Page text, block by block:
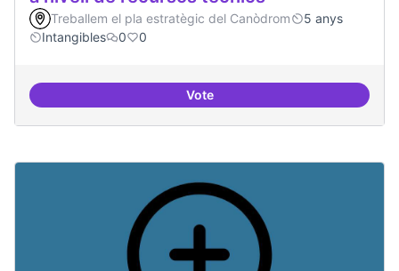
Treballem el pla estratègic del Canòdrom
5 anys
Intangibles
0 0
VoteEspai punter en innovació